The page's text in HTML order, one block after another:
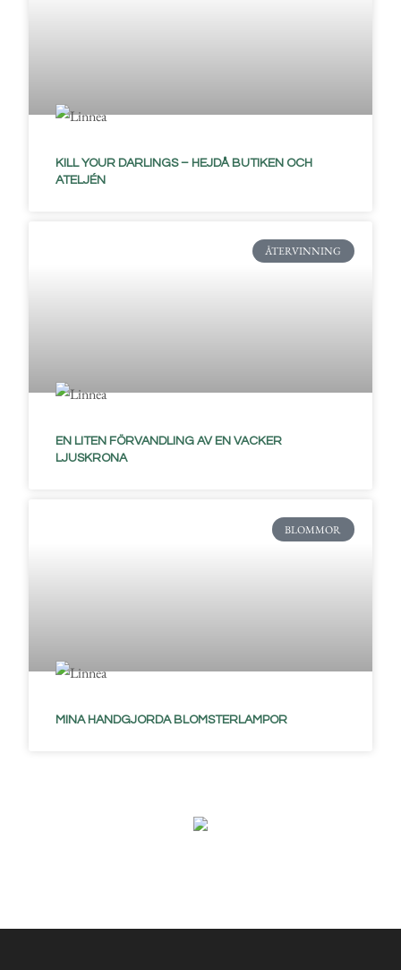
KILL YOUR DARLINGS – HEJDÅ BUTIKEN OCH
ATELJÉN
ÅTERVINNING
EN LITEN FÖRVANDLING AV EN VACKER
LJUSKRONA
BLOMMOR
MINA HANDGJORDA BLOMSTERLAMPOR